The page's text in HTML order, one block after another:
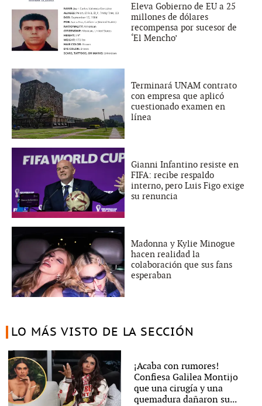
Eleva Gobierno de EU a 25
millones de dólares
recompensa por sucesor de
‘El Mencho’
Terminará UNAM contrato
con empresa que aplicó
cuestionado examen en
línea
Gianni Infantino resiste en
FIFA: recibe respaldo
interno, pero Luis Figo exige
su renuncia
Madonna y Kylie Minogue
hacen realidad la
colaboración que sus fans
esperaban
LO MÁS VISTO DE LA SECCIÓN
¡Acaba con rumores!
Confiesa Galilea Montijo
que una cirugía y una
quemadura dañaron su...